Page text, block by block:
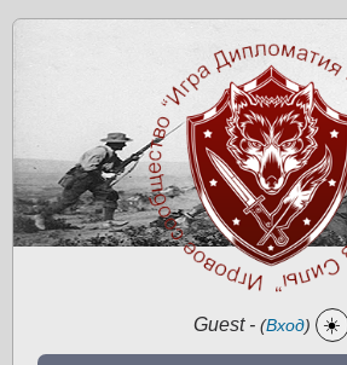
Guest- (Вход) ☀️